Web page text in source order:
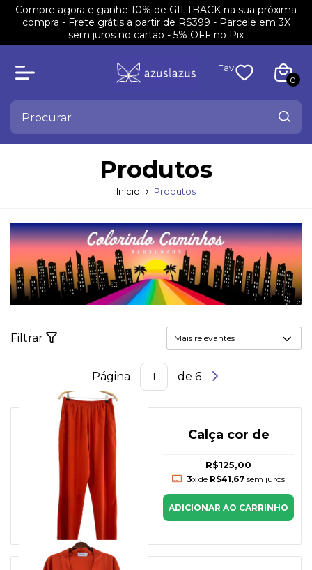
Compre agora e ganhe 10% de GIFTBACK na sua próxima
compra - Frete grátis a partir de R$399 - Parcele em 3X
sem juros no cartao - 5% OFF no Pix
Fav
0
Produtos
Início Produtos
Filtrar
Página de 6
Calça cor de
R$125,00
3x de R$41,67sem juros
ADICIONAR AO CARRINHO